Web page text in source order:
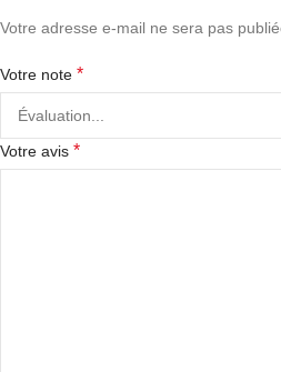
Votre adresse e-mail ne sera pas
Votre note *
Votre avis *